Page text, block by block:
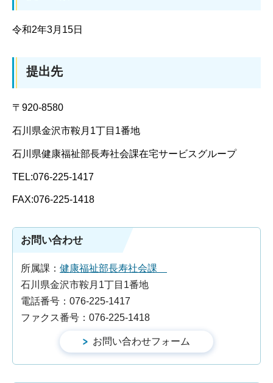
令和2年3月15日
提出先
〒920-8580
石川県金沢市鞍月1丁目1番地
石川県健康福祉部長寿社会課在宅サービスグループ
TEL:076-225-1417
FAX:076-225-1418
お問い合わせ
所属課： 健康福祉部長寿社会課
石川県金沢市鞍月1丁目1番地
電話番号：076-225-1417
ファクス番号：076-225-1418